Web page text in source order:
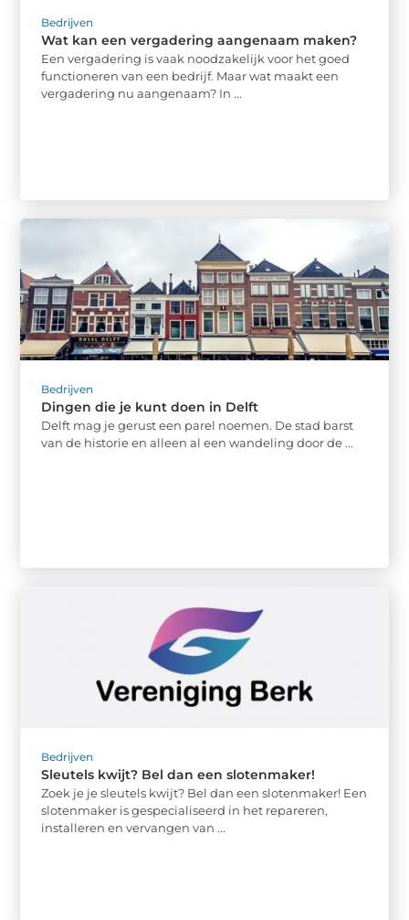
Bedrijven
Wat kan een vergadering aangenaam maken?
Een vergadering is vaak noodzakelijk voor het goed
functioneren van een bedrijf. Maar wat maakt een
vergadering nu aangenaam? In ...
Bedrijven
Dingen die je kunt doen in Delft
Delft mag je gerust een parel noemen. De stad barst
van de historie en alleen al een wandeling door de ...
Bedrijven
Sleutels kwijt? Bel dan een slotenmaker!
Zoek je je sleutels kwijt? Bel dan een slotenmaker! Een
slotenmaker is gespecialiseerd in het repareren,
installeren en vervangen van ...